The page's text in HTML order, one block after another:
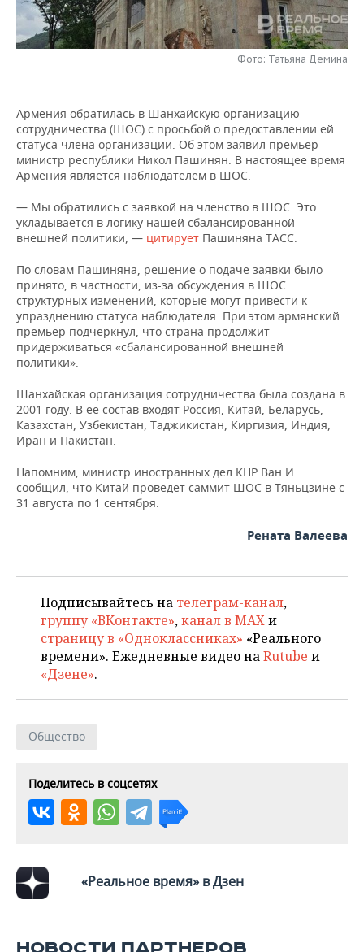
НЕФТЕХИМИЯ
НЕФТЬ
ЭНЕРГЕТИКА
РОЗНИЧНАЯ ТОРГОВЛЯ
НОВОСТИ ТЕХНОЛОГИЙ
ТЕЛЕКОММУНИКАЦИИ
МЕРОПРИЯТИЯ
ВЫЕЗДНАЯ РЕДАКЦИЯ
БИЗНЕС-БРАНЧИ
ONLINE-КОНФЕРЕНЦИИ
ОТКРЫТАЯ ЛЕКЦИЯ
НОВОСТИ СПОРТА
ФУТБОЛ
ХОККЕЙ
БАСКЕТБОЛ
КИБЕРСПОРТ
ФИГУРНОЕ КАТАНИЕ
ВОДНЫЕ ВИДЫ СПОРТА
ХОККЕЙ С МЯЧОМ
ОБЩЕСТВО
НОВОСТИ ОБЩЕСТВА
ВЛАСТЬ
ИНФРАСТРУКТУРА
КУЛЬТУРА
МЕДИЦИНА
ОБРАЗОВАНИЕ
ПРОИСШЕСТВИЯ
ФОТОГАЛЕРЕЯ
СЮЖЕТЫ
СПРАВОЧНИК
СПИСОК КОМПАНИЙ
Фото: Татьяна Демина
Армения обратилась в Шанхайскую организацию
сотрудничества (ШОС) с просьбой о предоставлении ей
статуса члена организации. Об этом заявил премьер-
министр республики Никол Пашинян. В настоящее время
Армения является наблюдателем в ШОС.
— Мы обратились с заявкой на членство в ШОС. Это
укладывается в логику нашей сбалансированной
внешней политики, — цитирует Пашиняна ТАСС.
По словам Пашиняна, решение о подаче заявки было
принято, в частности, из-за обсуждения в ШОС
структурных изменений, которые могут привести к
упразднению статуса наблюдателя. При этом армянский
премьер подчеркнул, что страна продолжит
придерживаться «сбалансированной внешней
политики».
Шанхайская организация сотрудничества была создана в
2001 году. В ее состав входят Россия, Китай, Беларусь,
Казахстан, Узбекистан, Таджикистан, Киргизия, Индия,
Иран и Пакистан.
Напомним, министр иностранных дел КНР Ван И
сообщил, что Китай проведет саммит ШОС в Тяньцзине с
31 августа по 1 сентября.
Рената Валеева
Подписывайтесь на телеграм-канал,
группу «ВКонтакте»,канал в MAXи
страницу в «Одноклассниках» «Реального
времени». Ежедневные видео наRutube и
«Дзене».
Общество
Поделитесь в соцсетях
«Реальное время» в Дзен